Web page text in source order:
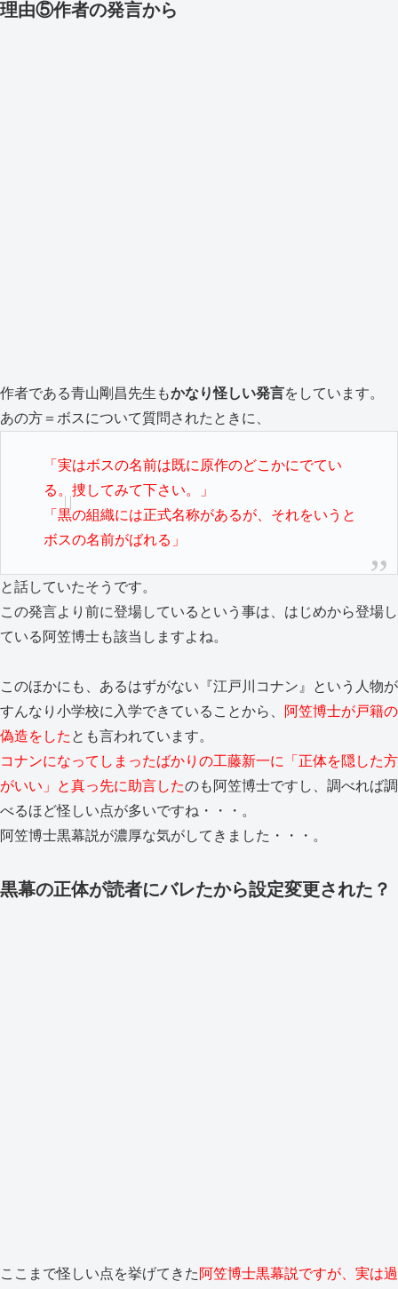
理由⑤作者の発言から
作者である青山剛昌先生もかなり怪しい発言をしています。
あの方＝ボスについて質問されたときに、
「実はボスの名前は既に原作のどこかにでてい
る。捜してみて下さい。」
「黒の組織には正式名称があるが、それをいうと
ボスの名前がばれる」
と話していたそうです。
この発言より前に登場しているという事は、はじめから登場し
ている阿笠博士も該当しますよね。
このほかにも、あるはずがない『江戸川コナン』という人物が
すんなり小学校に入学できていることから、
阿笠博士が戸籍の
偽造をした とも言われています。
コナンになってしまったばかりの工藤新一に「正体を隠した方
がいい」と真っ先に助言したのも阿笠博士ですし、調べれば調
べるほど怪しい点が多いですね・・・。
阿笠博士黒幕説が濃厚な気がしてきました・・・。
黒幕の正体が読者にバレたから設定変更された？
ここまで怪しい点を挙げてきた 阿笠博士黒幕説ですが、実は過